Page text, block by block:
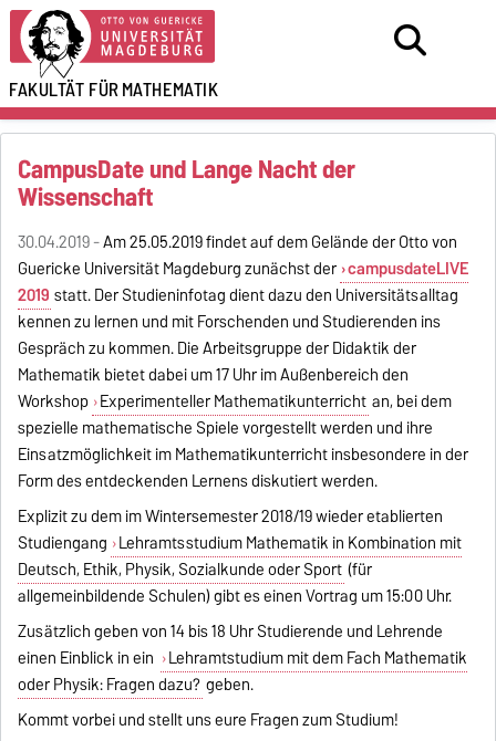
FAKULTÄT FÜRMATHEMATIK
CampusDate und Lange Nacht der
Wissenschaft
30.04.2019 -Am 25.05.2019 findet auf dem Gelände der Otto von
Guericke Universität Magdeburg zunächst der campusdateLIVE
2019 statt. Der Studieninfotag dient dazu den Universitätsalltag
kennen zu lernen und mit Forschenden und Studierenden ins
Gespräch zu kommen. Die Arbeitsgruppe der Didaktik der
Mathematik bietet dabei um 17 Uhr im Außenbereich den
Workshop Experimenteller Mathematikunterricht an, bei dem
spezielle mathematische Spiele vorgestellt werden und ihre
Einsatzmöglichkeit im Mathematikunterricht insbesondere in der
Form des entdeckenden Lernens diskutiert werden.
Explizit zu dem im Wintersemester 2018/19 wieder etablierten
Studiengang Lehramtsstudium Mathematik in Kombination mit
Deutsch, Ethik, Physik, Sozialkunde oder Sport (für
allgemeinbildende Schulen) gibt es einen Vortrag um 15:00 Uhr.
Zusätzlich geben von 14 bis 18 Uhr Studierende und Lehrende
einen Einblick in ein
Lehramtstudium mit dem Fach Mathematik
oder Physik: Fragen dazu? geben.
Kommt vorbei und stellt uns eure Fragen zum Studium!